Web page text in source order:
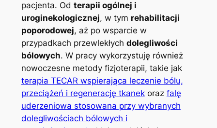
pacjenta. Od terapii ogólnej i
uroginekologicznej, w tym rehabilitacji
poporodowej, aż po wsparcie w
przypadkach przewlekłych dolegliwości
bólowych. W pracy wykorzystuję również
nowoczesne metody fizjoterapii, takie jak
terapia TECAR wspierająca leczenie bólu,
przeciążeń i regenerację tkanekoraz falę
uderzeniowa stosowana przy wybranych
dolegliwościach bólowych i